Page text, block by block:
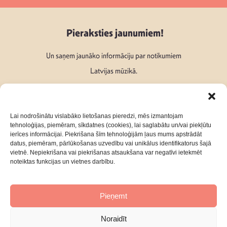
Lai nodrošinātu vislabāko lietošanas pieredzi, mēs izmantojam
tehnoloģijas, piemēram, sīkdatnes (cookies), lai saglabātu un/vai piekļūtu
ierīces informācijai. Piekrišana šīm tehnoloģijām ļaus mums apstrādāt
datus, piemēram, pārlūkošanas uzvedību vai unikālus identifikatorus šajā
vietnē. Nepiekrišana vai piekrišanas atsaukšana var negatīvi ietekmēt
noteiktas funkcijas un vietnes darbību.
Pieņemt
Noraidīt
Pieraksties jaunumiem!
Un saņem jaunāko informāciju par notikumiem
Latvijas mūzikā.
Seko mums:
Par mumsKontakti